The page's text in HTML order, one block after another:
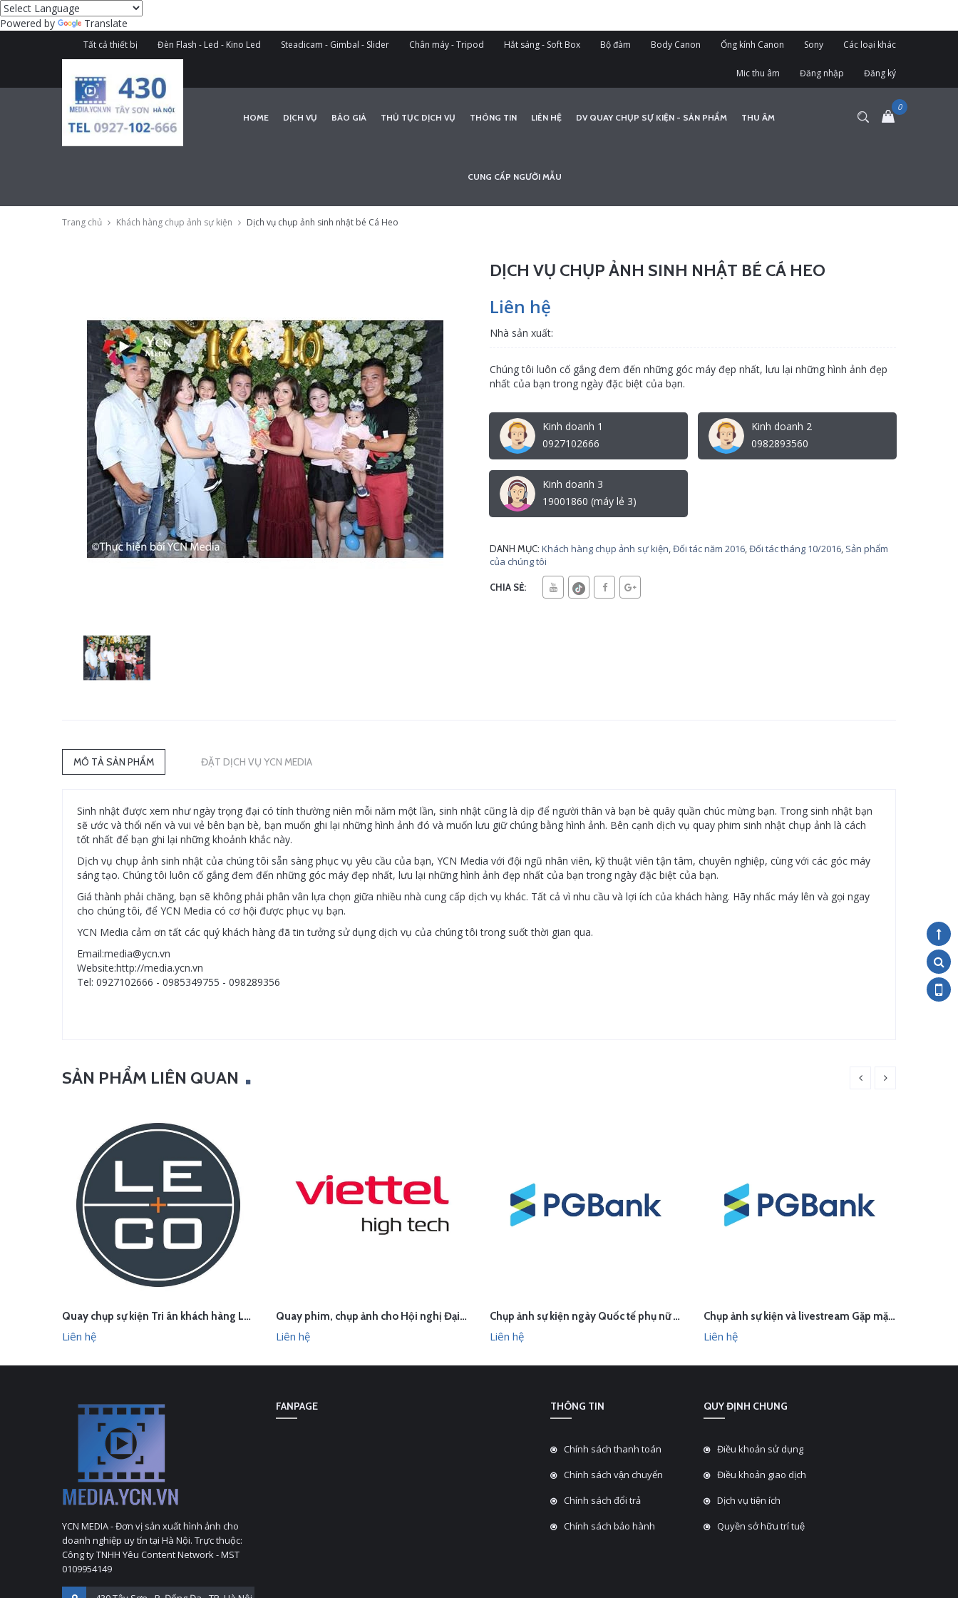
Powered by Translate
Tất cả thiết bị Đèn Flash - Led - Kino Led Steadicam - Gimbal - Slider Chân máy - Tripod Hắt sáng - Soft Box Bộ đàm Body Canon Ống kính Canon Sony Các loại khác
Mic thu âm Đăng nhập Đăng ký
HOME DỊCH VỤ BÁO GIÁ THỦ TỤC DỊCH VỤ THÔNG TIN LIÊN HỆ DV QUAY CHỤP SỰ KIỆN - SẢN PHẨM THU ÂM
CUNG CẤP NGƯỜI MẪU
Trang chủ Khách hàng chụp ảnh sự kiện Dịch vụ chụp ảnh sinh nhật bé Cá Heo
DỊCH VỤ CHỤP ẢNH SINH NHẬT BÉ CÁ HEO
Liên hệ
Nhà sản xuất:
Chúng tôi luôn cố gắng đem đến những góc máy đẹp nhất, lưu lại những hình ảnh đẹp
nhất của bạn trong ngày đặc biệt của bạn.
Kinh doanh 1
0927102666
Kinh doanh 2
0982893560
Kinh doanh 3
19001860 (máy lẻ 3)
DANH MỤC: Khách hàng chụp ảnh sự kiện,Đối tác năm 2016,Đối tác tháng 10/2016, Sản phẩm
của chúng tôi
CHIA SẺ:
MÔ TẢ SẢN PHẨM ĐẶT DỊCH VỤ YCN MEDIA
Sinh nhật được xem như ngày trọng đại có tính thường niên mỗi năm một lần, sinh nhật cũng là dịp để người thân và bạn bè quây quần chúc mừng bạn. Trong sinh nhật bạn
sẽ ước và thổi nến và vui vẻ bên bạn bè, bạn muốn ghi lại những hình ảnh đó và muốn lưu giữ chúng bằng hình ảnh. Bên cạnh dịch vụ quay phim sinh nhật chụp ảnh là cách
tốt nhất để bạn ghi lại những khoảnh khắc này.
Dịch vụ chụp ảnh sinh nhật của chúng tôi sẵn sàng phục vụ yêu cầu của bạn, YCN Media với đội ngũ nhân viên, kỹ thuật viên tận tâm, chuyên nghiệp, cùng với các góc máy
sáng tạo. Chúng tôi luôn cố gắng đem đến những góc máy đẹp nhất, lưu lại những hình ảnh đẹp nhất của bạn trong ngày đặc biệt của bạn.
Giá thành phải chăng, bạn sẽ không phải phân vân lựa chọn giữa nhiều nhà cung cấp dịch vụ khác. Tất cả vì nhu cầu và lợi ích của khách hàng. Hãy nhấc máy lên và gọi ngay
cho chúng tôi, để YCN Media có cơ hội được phục vụ bạn.
YCN Media cảm ơn tất các quý khách hàng đã tin tưởng sử dụng dịch vụ của chúng tôi trong suốt thời gian qua.
Email:media@ycn.vn
Website:http://media.ycn.vn
Tel: 0927102666 - 0985349755 - 098289356
SẢN PHẨM LIÊN QUAN
LIÊN HỆ XEM NHANH
Quay chụp sự kiện Tri ân khách hàng Le & Co Estate Agents
Liên hệ
LIÊN HỆ XEM NHANH
Quay phim, chụp ảnh cho Hội nghị Đại biểu người lao động - Viettel High Tech
Liên hệ
LIÊN HỆ XEM NHANH
Chụp ảnh sự kiện ngày Quốc tế phụ nữ 8 tháng 3 cho PGBank
Liên hệ
LIÊN HỆ XEM NHANH
Chụp ảnh sự kiện và livestream Gặp mặt đầu năm - PGBank
Liên hệ
YCN MEDIA - Đơn vị sản xuất hình ảnh cho
doanh nghiệp uy tín tại Hà Nội. Trực thuộc:
Công ty TNHH Yêu Content Network - MST
0109954149
FANPAGE THÔNG TIN
Chính sách thanh toán
Chính sách vận chuyển
Chính sách đổi trả
Chính sách bảo hành
QUY ĐỊNH CHUNG
Điều khoản sử dụng
Điều khoản giao dịch
Dịch vụ tiện ích
Quyền sở hữu trí tuệ